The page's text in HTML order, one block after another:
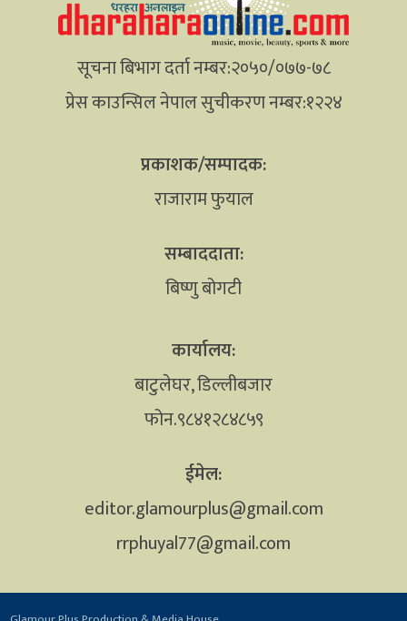
सूचना बिभाग दर्ता नम्बर:२०५०/०७७-७८
प्रेस काउन्सिल नेपाल सुचीकरण नम्बर:१२२४
प्रकाशक/सम्पादक:
राजाराम फुयाल
सम्बाददाता:
बिष्णु बोगटी
कार्यालय:
बाटुलेघर, डिल्लीबजार
फोन.९८४१२८४८५९
ईमेल:
editor.glamourplus@gmail.com
rrphuyal77@gmail.com